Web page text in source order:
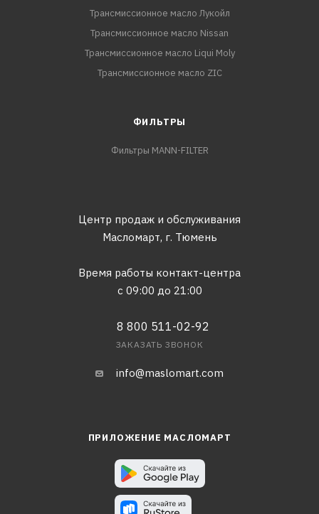
Трансмиссионное масло Лукойл
Трансмиссионное масло Nissan
Трансмиссионное масло Liqui Moly
Трансмиссионное масло ZIC
ФИЛЬТРЫ
Фильтры MANN-FILTER
Центр продаж и обслуживания
Масломарт, г. Тюмень
Время работы контакт-центра
с 09:00 до 21:00
8 800 511-02-92
ЗАКАЗАТЬ ЗВОНОК
info@maslomart.com
ПРИЛОЖЕНИЕ МАСЛОМАРТ